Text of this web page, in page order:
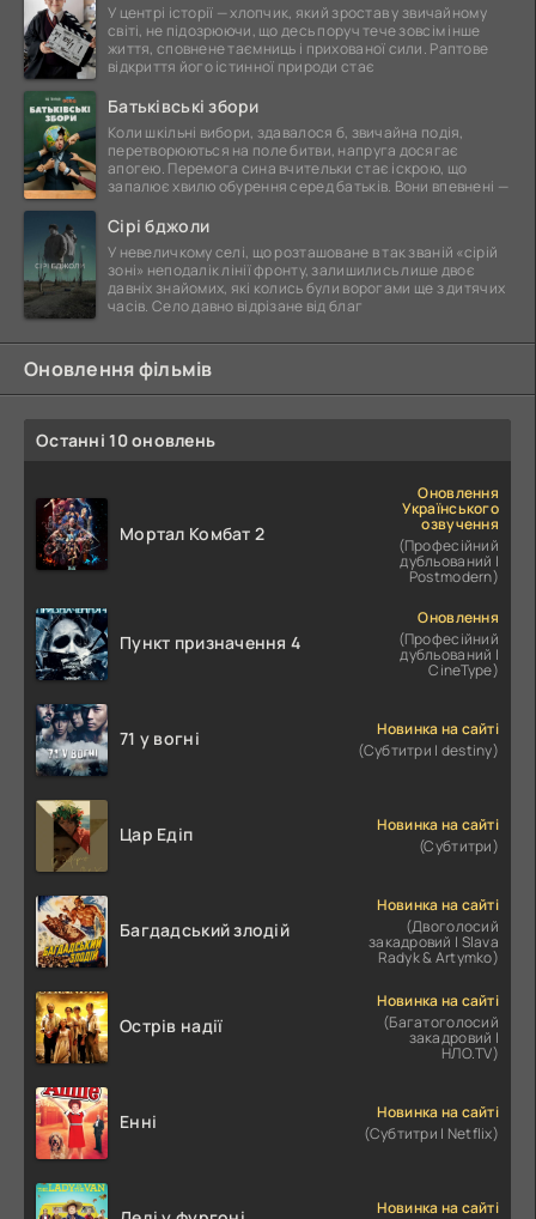
У центрі історії — хлопчик, який зростав у звичайному
світі, не підозрюючи, що десь поруч тече зовсім інше
життя, сповнене таємниць і прихованої сили. Раптове
відкриття його істинної природи стає
Батьківські збори
Коли шкільні вибори, здавалося б, звичайна подія,
перетворюються на поле битви, напруга досягає
апогею. Перемога сина вчительки стає іскрою, що
запалює хвилю обурення серед батьків. Вони впевнені —
Сірі бджоли
У невеличкому селі, що розташоване в так званій «сірій
зоні» неподалік лінії фронту, залишились лише двоє
давніх знайомих, які колись були ворогами ще з дитячих
часів. Село давно відрізане від благ
Оновлення фільмів
Останні 10 оновлень
Мортал Комбат 2
Оновлення
Українського
озвучення
(Професійний
дубльований |
Postmodern)
Пункт призначення 4
Оновлення
(Професійний
дубльований |
CineType)
71 у вогні
Новинка на сайті
(Субтитри | destiny)
Цар Едіп
Новинка на сайті
(Субтитри)
Багдадський злодій
Новинка на сайті
(Двоголосий
закадровий | Slava
Radyk & Artymko)
Острів надії
Новинка на сайті
(Багатоголосий
закадровий |
НЛО.TV)
Енні
Новинка на сайті
(Субтитри | Netflix)
Новинка на сайті